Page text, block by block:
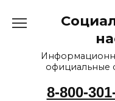
официальные
8-800-